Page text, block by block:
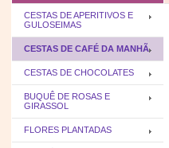
CESTAS DE APERITIVOS E
GULOSEIMAS
CESTAS DE CAFÉ DA MANHÃ
CESTAS DE CHOCOLATES
BUQUÊ DE ROSAS E
GIRASSOL
FLORES PLANTADAS